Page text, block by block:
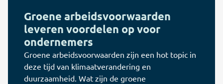
Groene arbeidsvoorwaarden
leveren voordelen op voor
ondernemers
Groene arbeidsvoorwaarden zijn een hot topic in
deze tijd van klimaatverandering en
duurzaamheid. Wat zijn de groene